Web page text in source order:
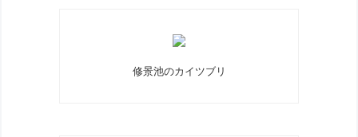
修景池のカイツブリ